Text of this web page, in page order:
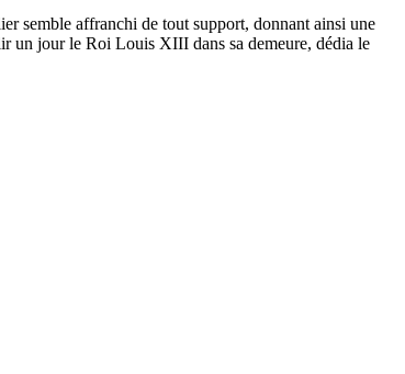
semble affranchi de tout support, donnant ainsi une
un jour le Roi Louis XIII dans sa demeure, dédia le